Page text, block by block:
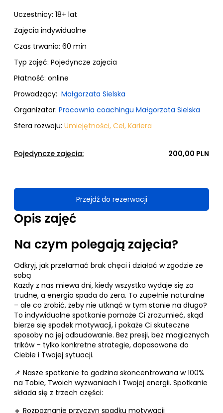
Uczestnicy: 18+ lat
Zajęcia indywidualne
Czas trwania: 60 min
Typ zajęć: Pojedyncze zajęcia
Płatność: online
Prowadzący: Małgorzata Sielska
Organizator: Pracownia coachingu Małgorzata Sielska
Sfera rozwoju: Umiejętności, Cel, Kariera
Pojedyncze zajęcia: 200,00 PLN
Przejdź do rezerwacji
Opis zajęć
Na czym polegają zajęcia?
Odkryj, jak przełamać brak chęci i działać w zgodzie ze
sobą
Każdy z nas miewa dni, kiedy wszystko wydaje się za
trudne, a energia spada do zera. To zupełnie naturalne
– ale co zrobić, żeby nie utknąć w tym stanie na długo?
To indywidualne spotkanie pomoże Ci zrozumieć, skąd
bierze się spadek motywacji, i pokaże Ci skuteczne
sposoby na jej odbudowanie. Bez presji, bez magicznych
trików – tylko konkretne strategie, dopasowane do
Ciebie i Twojej sytuacji.
📌 Nasze spotkanie to godzina skoncentrowana w 100%
na Tobie, Twoich wyzwaniach i Twojej energii. Spotkanie
składa się z trzech części:
🔹 Rozpoznanie przyczyn spadku motywacji